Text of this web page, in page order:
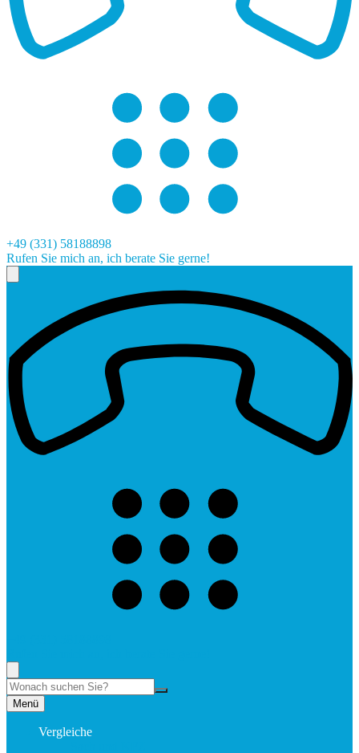
+49 (331) 58188898
Rufen Sie mich an, ich berate Sie gerne!
Suche
Menü
Vergleiche